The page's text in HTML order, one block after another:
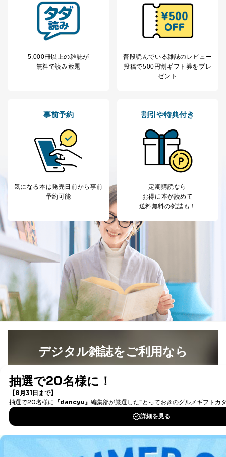
5,000冊以上の雑誌が
無料で読み放題
普段読んでいる雑誌のレビュー
投稿で500円割ギフト券をプレ
ゼント
事前予約
気になる本は発売日前から事前
予約可能
割引や特典付き
定期購読なら
お得に本が読めて
送料無料の雑誌も！
デジタル雑誌をご利用なら
書籍）が無料で読み放題！
DOWNLOAD FOR IOS
DOWNLOAD FOR ANDROID